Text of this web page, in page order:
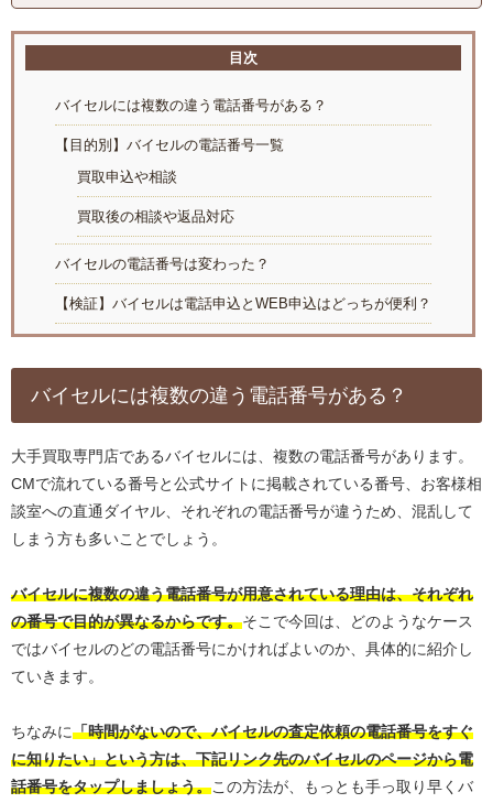
目次
バイセルには複数の違う電話番号がある？
【目的別】バイセルの電話番号一覧
買取申込や相談
買取後の相談や返品対応
バイセルの電話番号は変わった？
【検証】バイセルは電話申込とWEB申込はどっちが便利？
バイセルには複数の違う電話番号がある？
大手買取専門店であるバイセルには、複数の電話番号があります。
CMで流れている番号と公式サイトに掲載されている番号、お客様相
談室への直通ダイヤル、それぞれの電話番号が違うため、混乱して
しまう方も多いことでしょう。
バイセルに複数の違う電話番号が用意されている理由は、それぞれ
の番号で目的が異なるからです。そこで今回は、どのようなケース
ではバイセルのどの電話番号にかければよいのか、具体的に紹介し
ていきます。
ちなみに「時間がないので、バイセルの査定依頼の電話番号をすぐ
に知りたい」という方は、下記リンク先のバイセルのページから電
話番号をタップしましょう。この方法が、もっとも手っ取り早くバ